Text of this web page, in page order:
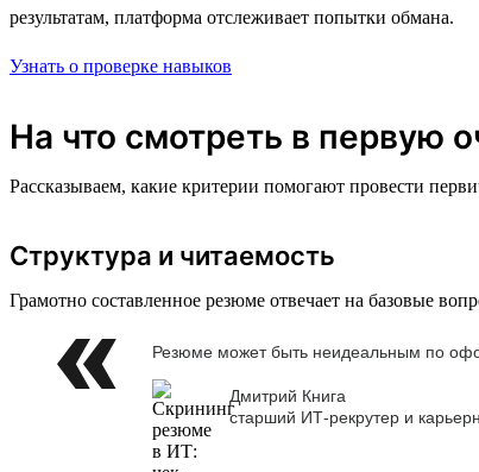
результатам, платформа отслеживает попытки обмана.
Узнать о проверке навыков
На что смотреть в первую
Рассказываем, какие критерии помогают провести
Структура и читаемость
Грамотно составленное резюме отвечает на базовые
Резюме может быть неидеальным по
Дмитрий Книга
старший ИТ-рекрутер и